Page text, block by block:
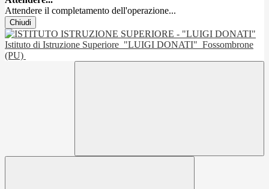
Attendere il completamento dell'operazione...
Chiudi
Istituto di Istruzione Superiore "LUIGI DONATI" Fossombrone
(PU)